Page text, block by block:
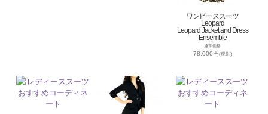
ワンピーススーツ
Leopard
Leopard Jacket and Dress
Ensemble
通常価格
78,000円(税別)